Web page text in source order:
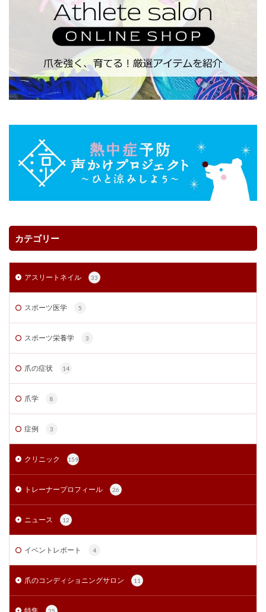
カテゴリー
アスリートネイル 33
スポーツ医学 5
スポーツ栄養学 3
爪の症状 14
爪学 8
症例 3
クリニック 159
トレーナープロフィール 26
ニュース 12
イベントレポート 4
爪のコンディショニングサロン 11